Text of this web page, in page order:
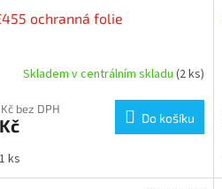
ochranná folie
Skladem v centrálním skladu (2 ks)
Kč bez DPH
Do košíku
ks